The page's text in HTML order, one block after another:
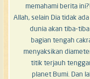
memahami berita
Allah, selain Dia tidak
dunia akan tiba-
bagian tengah
menyaksikan
titik terjauh
planet Bumi. Dan